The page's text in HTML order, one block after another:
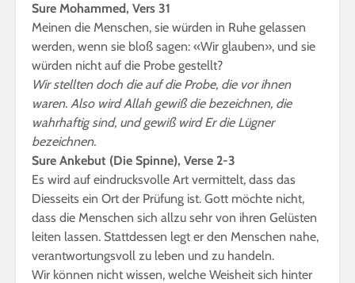
Sure Mohammed, Vers 31
Meinen die Menschen, sie würden in Ruhe gelassen
werden, wenn sie bloß sagen: «Wir glauben», und sie
würden nicht auf die Probe gestellt?
Wir stellten doch die auf die Probe, die vor ihnen
waren. Also wird Allah gewiß die bezeichnen, die
wahrhaftig sind, und gewiß wird Er die Lügner
bezeichnen.
Sure Ankebut (Die Spinne), Verse 2-3
Es wird auf eindrucksvolle Art vermittelt, dass das
Diesseits ein Ort der Prüfung ist. Gott möchte nicht,
dass die Menschen sich allzu sehr von ihren Gelüsten
leiten lassen. Stattdessen legt er den Menschen nahe,
verantwortungsvoll zu leben und zu handeln.
Wir können nicht wissen, welche Weisheit sich hinter